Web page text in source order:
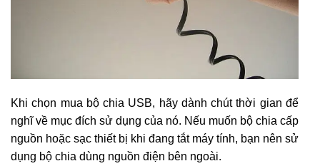
Khi chọn mua bộ chia USB, hãy dành chút thời gian để
nghĩ về mục đích sử dụng của nó. Nếu muốn bộ chia cấp
nguồn hoặc sạc thiết bị khi đang tắt máy tính, bạn nên sử
dụng bộ chia dùng nguồn điện bên ngoài.